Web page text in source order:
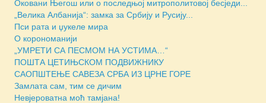
Оковани Његош или о последњој митрополитовој бесједи...
„Велика Албанија“: замка за Србију и Русију...
Пси рата и џукеле мира
О корономанији
„УМРЕТИ СА ПЕСМОМ НА УСТИМА…“
ПОШТА ЦЕТИЊСКОМ ПОДВИЖНИКУ
САОПШТЕЊЕ САВЕЗА СРБА ИЗ ЦРНЕ ГОРЕ
Замлата сам, тим се дичим
Невјероватна моћ тамјана!